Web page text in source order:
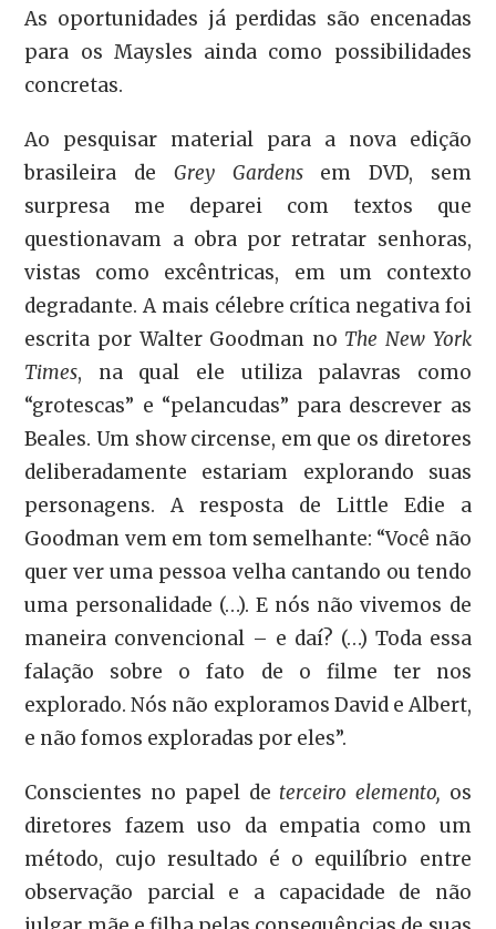
As oportunidades já perdidas são encenadas
para os Maysles ainda como possibilidades
concretas.
Ao pesquisar material para a nova edição
brasileira de Grey Gardensem DVD, sem
surpresa me deparei com textos que
questionavam a obra por retratar senhoras,
vistas como excêntricas, em um contexto
degradante. A mais célebre crítica negativa foi
escrita por Walter Goodman no The New York
Times, na qual ele utiliza palavras como
“grotescas” e “pelancudas” para descrever as
Beales. Um show circense, em que os diretores
deliberadamente estariam explorando suas
personagens. A resposta de Little Edie a
Goodman vem em tom semelhante: “Você não
quer ver uma pessoa velha cantando ou tendo
uma personalidade (…). E nós não vivemos de
maneira convencional – e daí? (…) Toda essa
falação sobre o fato de o filme ter nos
explorado. Nós não exploramos David e Albert,
e não fomos exploradas por eles”.
Conscientes no papel de terceiro elemento, os
diretores fazem uso da empatia como um
método, cujo resultado é o equilíbrio entre
observação parcial e a capacidade de não